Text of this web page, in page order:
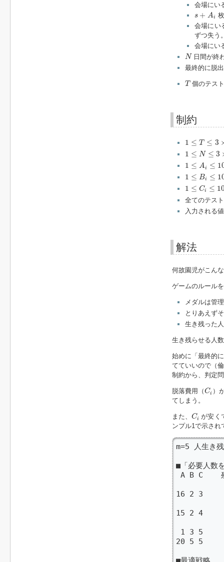
会場にい
s + A i
+
会場にい
ずつ失う
会場にい
N
N日間が終
最終的に脱
T
T個のテス
制約
1 ≤ T ≤ 3
1 T ≤3 105
1 ≤ N ≤ 3
1 N ≤3 105
1 ≤ Ai ≤
1 A ≤10 6
1 ≤ Bi ≤
1 B ≤10 6
1 ≤ Ci ≤
≤10
全てのテス
入力される
解法
何故園児がこん
ゲームのルール
メダルは管
とりあえず
生き残った
生き残らせる人
始めに「最終的
てていいので（
制約から、判定
脱落費用（Ci
Ci ）
てしまう。
また、 Ci
Ci が安く
ンプル1で示され
m=5 人生き
■「必要人数
A B C
16 2 3
15 2 4
1 3 5
20 5 5
■最適戦略